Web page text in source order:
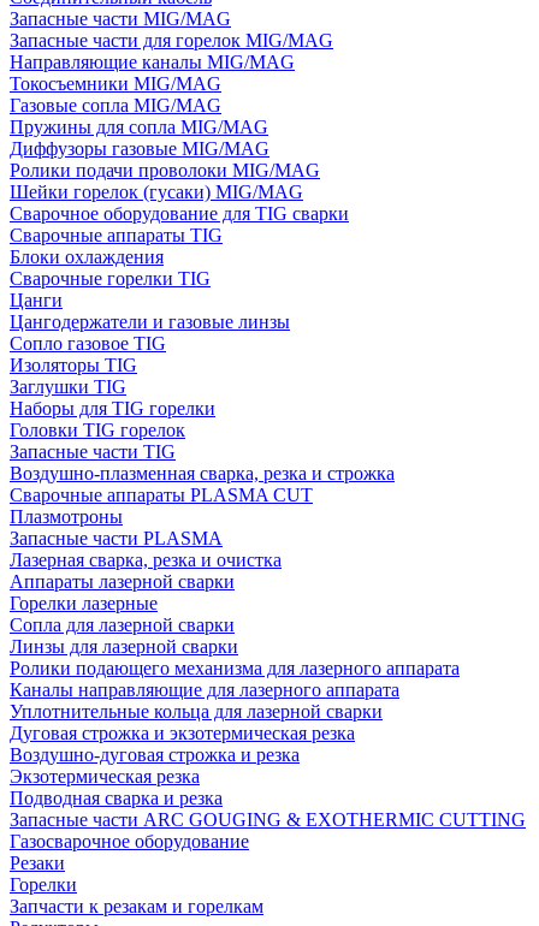
Запасные части MIG/MAG
Запасные части для горелок MIG/MAG
Направляющие каналы MIG/MAG
Токосъемники MIG/MAG
Газовые сопла MIG/MAG
Пружины для сопла MIG/MAG
Диффузоры газовые MIG/MAG
Ролики подачи проволоки MIG/MAG
Шейки горелок (гусаки) MIG/MAG
Сварочное оборудование для TIG сварки
Сварочные аппараты TIG
Блоки охлаждения
Сварочные горелки TIG
Цанги
Цангодержатели и газовые линзы
Сопло газовое TIG
Изоляторы TIG
Заглушки TIG
Наборы для TIG горелки
Головки TIG горелок
Запасные части TIG
Воздушно-плазменная сварка, резка и строжка
Сварочные аппараты PLASMA CUT
Плазмотроны
Запасные части PLASMA
Лазерная сварка, резка и очистка
Аппараты лазерной сварки
Горелки лазерные
Сопла для лазерной сварки
Линзы для лазерной сварки
Ролики подающего механизма для лазерного аппарата
Каналы направляющие для лазерного аппарата
Уплотнительные кольца для лазерной сварки
Дуговая строжка и экзотермическая резка
Воздушно-дуговая строжка и резка
Экзотермическая резка
Подводная сварка и резка
Запасные части ARC GOUGING & EXOTHERMIC CUTTING
Газосварочное оборудование
Резаки
Горелки
Запчасти к резакам и горелкам